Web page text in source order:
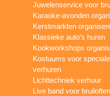
Juwelenservice voor
Karaoke-avonden
Kerstmarkten
Klassieke auto’s huren
Kookworkshops
Kostuums voor
verhuren
Lichttechniek verhuur
Live band voor bruiloften